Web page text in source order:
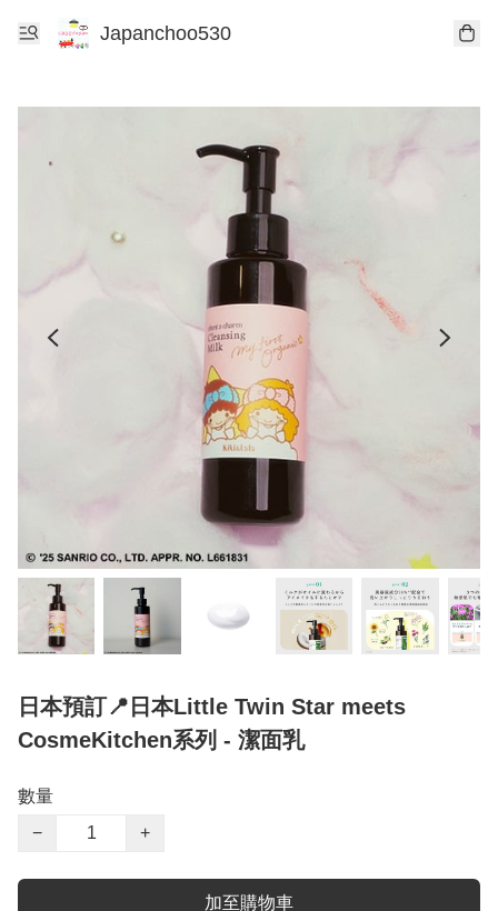
Japanchoo530
日本預訂📍日本Little Twin Star meets
CosmeKitchen系列 - 潔面乳
數量
−
+
加至購物車